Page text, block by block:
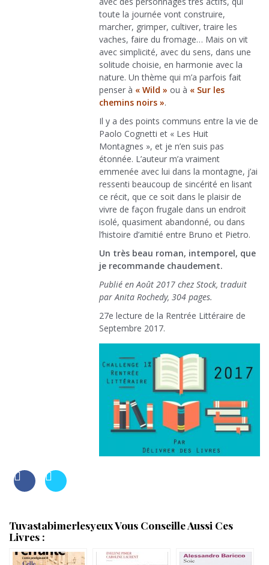
toute la journée vont construire,
marcher, grimper, cultiver, traire les
vaches, faire du fromage… Mais on vit
avec simplicité, avec du sens, dans une
solitude choisie, en harmonie avec la
nature. Un thème qui m’a parfois fait
penser à « Wild » ou à « Sur les
chemins noirs ».
Il y a des points communs entre la vie de
Paolo Cognetti et « Les Huit
Montagnes », et je n’en suis pas
étonnée. L’auteur m’a vraiment
emmenée avec lui dans la montagne, j’ai
ressenti beaucoup de sincérité en lisant
ce récit, que ce soit dans le plaisir de
vivre de façon frugale dans un endroit
isolé, quasiment abandonné, ou dans
l’histoire d’amitié entre Bruno et Pietro.
Un très beau roman, intemporel, que
je recommande chaudement.
Publié en Août 2017 chez Stock, traduit
par Anita Rochedy, 304 pages.
27e lecture de la Rentrée Littéraire de
Septembre 2017.
Tuvastabimerlesyeux Vous Conseille Aussi Ces
Livres :